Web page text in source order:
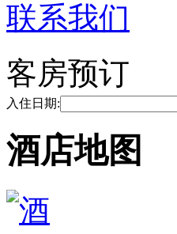
联系我们
客房预订
入住日期:
酒店地图